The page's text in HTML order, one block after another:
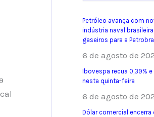
Petróleo avança com
indústria naval
gaseiros para a
6 de agosto de
Ibovespa recua 0,39%
nesta quinta-feira
6 de agosto de
Dólar comercial